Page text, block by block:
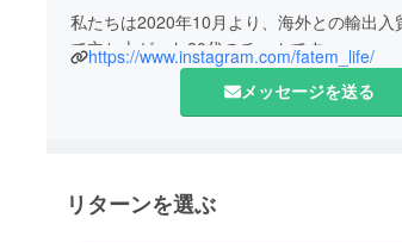
私たちは2020年10月より、海外との輸出入
て立ち上がった20代のチームです。
海外留学、一人旅行、貿易業を通してたく
商品と出会いました。
「便利な商品で悩んでいる人を助けられる!!」
https://www.instagram.com/fatem_life/
メッセージを送る
リターンを選ぶ